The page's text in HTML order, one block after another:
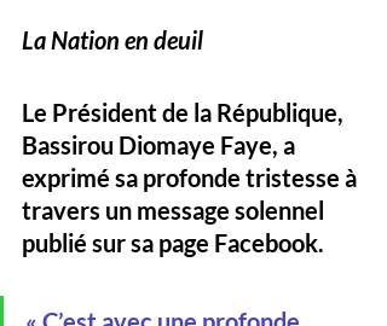
La Nation en deuil
Le Président de la République,
Bassirou Diomaye Faye, a
exprimé sa profonde tristesse à
travers un message solennel
publié sur sa page Facebook.